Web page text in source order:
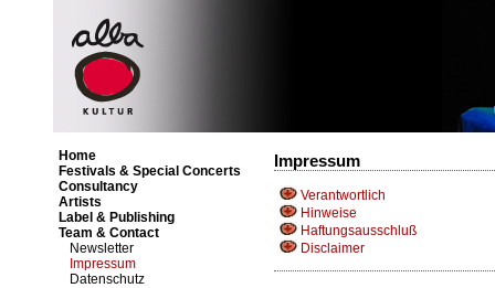
Home
Festivals & Special Concerts
Consultancy
Artists
Label & Publishing
Team & Contact
Newsletter
Impressum
Datenschutz
Impressum
Verantwortlich
Hinweise
Haftungsausschluß
Disclaimer